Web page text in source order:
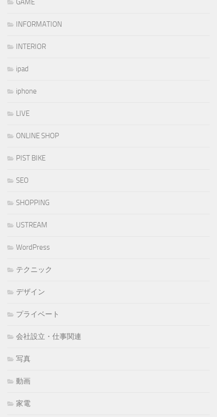
GAME
INFORMATION
INTERIOR
ipad
iphone
LIVE
ONLINE SHOP
PIST BIKE
SEO
SHOPPING
USTREAM
WordPress
テクニック
デザイン
プライベート
会社設立・仕事関連
写真
動画
家電